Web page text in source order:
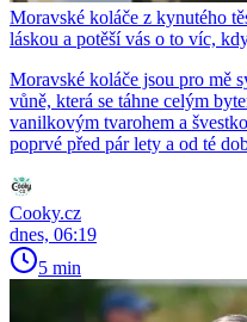
Moravské koláče z kynutého
láskou a potěší vás o to víc,
Moravské koláče jsou pro mě
vůně, která se táhne celým
vanilkovým tvarohem a
poprvé před pár lety a od té
Cooky.cz
dnes, 06:19
5 min